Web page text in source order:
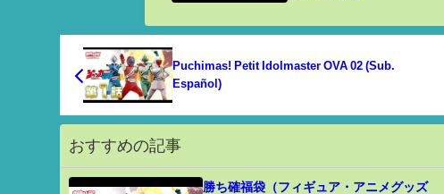
Puchimas! Petit Idolmaster OVA 02 (Sub.
Español)
おすすめの記事
勝ち確福袋（フィギュア・アニメグッズ